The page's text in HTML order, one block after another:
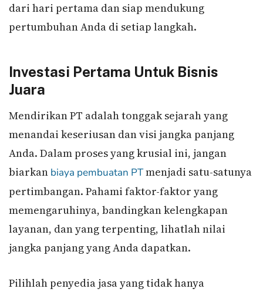
dari hari pertama dan siap mendukung
pertumbuhan Anda di setiap langkah.
Investasi Pertama Untuk Bisnis
Juara
Mendirikan PT adalah tonggak sejarah yang
menandai keseriusan dan visi jangka panjang
Anda. Dalam proses yang krusial ini, jangan
biarkan biaya pembuatan PTmenjadi satu-satunya
pertimbangan. Pahami faktor-faktor yang
memengaruhinya, bandingkan kelengkapan
layanan, dan yang terpenting, lihatlah nilai
jangka panjang yang Anda dapatkan.
Pilihlah penyedia jasa yang tidak hanya